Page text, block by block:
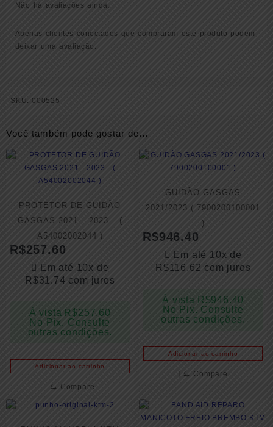
Não há avaliações ainda.
Apenas clientes conectados que compraram este produto podem
deixar uma avaliação.
SKU: 000525
Você também pode gostar de…
PROTETOR DE GUIDÃO
GASGAS 2021 – 2023 – (
A54002002044 )
R$257.60
Em até 10x de
R$31.74 com juros
À vista R$257.60
No Pix. Consulte
outras condições.
Adicionar ao carrinho
⇆ Compare
GUIDÃO GASGAS
2021/2023 ( 7900200100001
)
R$946.40
Em até 10x de
R$116.62 com juros
À vista R$946.40
No Pix. Consulte
outras condições.
Adicionar ao carrinho
⇆ Compare